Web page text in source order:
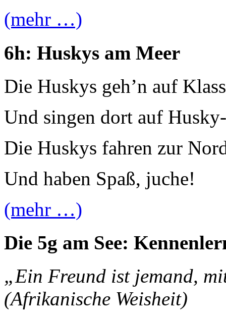
(mehr …)
6h: Huskys am Meer
Die Huskys geh’n auf
Und singen dort auf
Die Huskys fahren zur
Und haben Spaß, juche!
(mehr …)
Die 5g am See:
„Ein Freund ist jemand,
(Afrikanische Weisheit)